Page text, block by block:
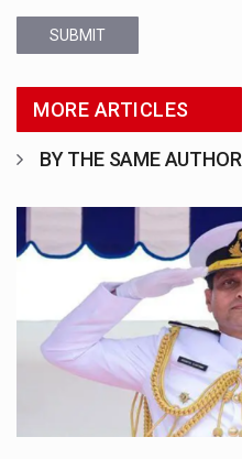
SUBMIT
MORE ARTICLES
BY THE SAME AUTHOR